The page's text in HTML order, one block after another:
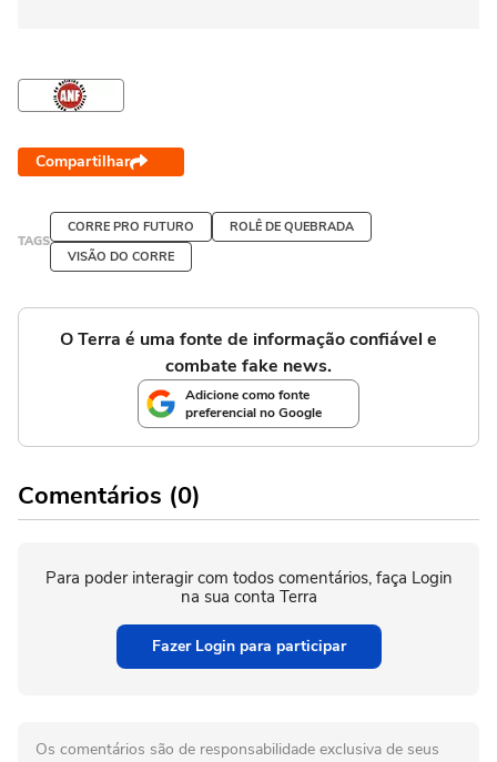
Compartilhar
TAGS
CORRE PRO FUTURO
ROLÊ DE QUEBRADA
VISÃO DO CORRE
O Terra é uma fonte de informação confiável e
combate fake news.
Adicione como fonte
preferencial no Google
Comentários (0)
Para poder interagir com todos comentários, faça Login
na sua conta Terra
Fazer Login para participar
Os comentários são de responsabilidade exclusiva de seus